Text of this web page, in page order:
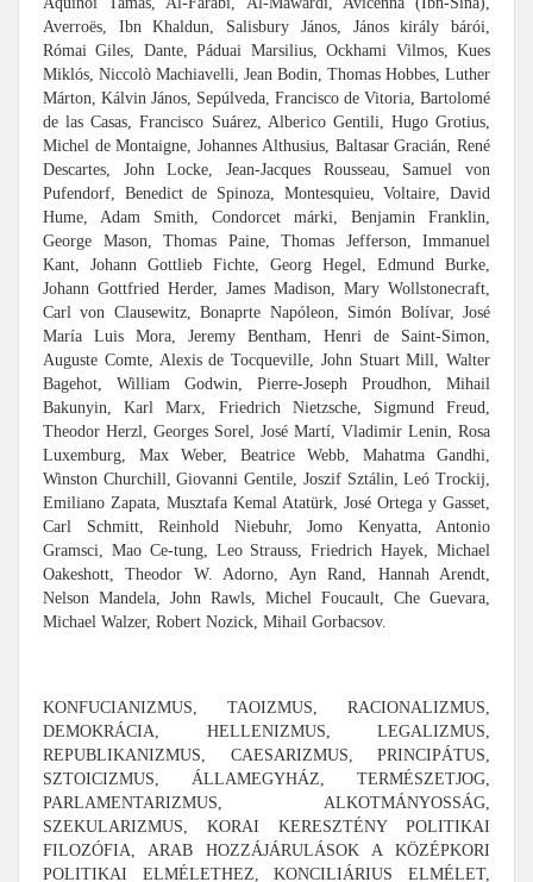
Averroës, Ibn Khaldun, Salisbury János, János király bárói,
Római Giles, Dante, Páduai Marsilius, Ockhami Vilmos, Kues
Miklós, Niccolò Machiavelli, Jean Bodin, Thomas Hobbes, Luther
Márton, Kálvin János, Sepúlveda, Francisco de Vitoria, Bartolomé
de las Casas, Francisco Suárez, Alberico Gentili, Hugo Grotius,
Michel de Montaigne, Johannes Althusius, Baltasar Gracián, René
Descartes, John Locke, Jean-Jacques Rousseau, Samuel von
Pufendorf, Benedict de Spinoza, Montesquieu, Voltaire, David
Hume, Adam Smith, Condorcet márki, Benjamin Franklin,
George Mason, Thomas Paine, Thomas Jefferson, Immanuel
Kant, Johann Gottlieb Fichte, Georg Hegel, Edmund Burke,
Johann Gottfried Herder, James Madison, Mary Wollstonecraft,
Carl von Clausewitz, Bonaprte Napóleon, Simón Bolívar, José
María Luis Mora, Jeremy Bentham, Henri de Saint-Simon,
Auguste Comte, Alexis de Tocqueville, John Stuart Mill, Walter
Bagehot, William Godwin, Pierre-Joseph Proudhon, Mihail
Bakunyin, Karl Marx, Friedrich Nietzsche, Sigmund Freud,
Theodor Herzl, Georges Sorel, José Martí, Vladimir Lenin, Rosa
Luxemburg, Max Weber, Beatrice Webb, Mahatma Gandhi,
Winston Churchill, Giovanni Gentile, Joszif Sztálin, Leó Trockij,
Emiliano Zapata, Musztafa Kemal Atatürk, José Ortega y Gasset,
Carl Schmitt, Reinhold Niebuhr, Jomo Kenyatta, Antonio
Gramsci, Mao Ce-tung, Leo Strauss, Friedrich Hayek, Michael
Oakeshott, Theodor W. Adorno, Ayn Rand, Hannah Arendt,
Nelson Mandela, John Rawls, Michel Foucault, Che Guevara,
Michael Walzer, Robert Nozick, Mihail Gorbacsov.
KONFUCIANIZMUS, TAOIZMUS, RACIONALIZMUS,
DEMOKRÁCIA, HELLENIZMUS, LEGALIZMUS,
REPUBLIKANIZMUS, CAESARIZMUS, PRINCIPÁTUS,
SZTOICIZMUS, ÁLLAMEGYHÁZ, TERMÉSZETJOG,
PARLAMENTARIZMUS, ALKOTMÁNYOSSÁG,
SZEKULARIZMUS, KORAI KERESZTÉNY POLITIKAI
FILOZÓFIA, ARAB HOZZÁJÁRULÁSOK A KÖZÉPKORI
POLITIKAI ELMÉLETHEZ, KONCILIÁRIUS ELMÉLET,